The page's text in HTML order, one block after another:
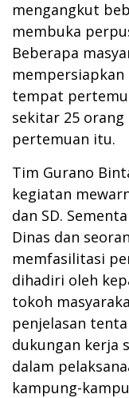
mengangkut
membuka
Beberapa
tempat
sekitar 25 orang
pertemuan itu.
Tim Gurano
kegiatan
dan SD.
Dinas dan
memfasilitasi
dihadiri oleh
tokoh
penjelasan
dukungan kerja
dalam
kampung-